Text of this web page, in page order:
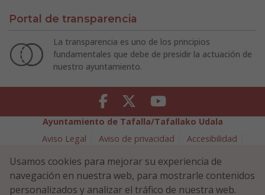
Portal de transparencia
La transparencia es uno de los principios
fundamentales que debe de presidir la actuación de
nuestro ayuntamiento.
Facebook Twitter Youtube
Ayuntamiento de Tafalla/Tafallako Udala
Aviso Legal
Aviso de privacidad
Accesibilidad
Política de Seguridad de la Información
Plaza Navarra 5 - 31300 Tafalla (NAVARRA)
948 70 18 11
Usamos cookies para mejorar su experiencia de
navegación en nuestra web, para mostrarle contenidos
personalizados y analizar el tráfico de nuestra web.